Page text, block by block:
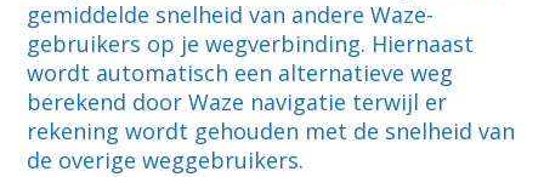
gemiddelde snelheid van andere Waze-
gebruikers op je wegverbinding. Hiernaast
wordt automatisch een alternatieve weg
berekend door Waze navigatie terwijl er
rekening wordt gehouden met de snelheid van
de overige weggebruikers.